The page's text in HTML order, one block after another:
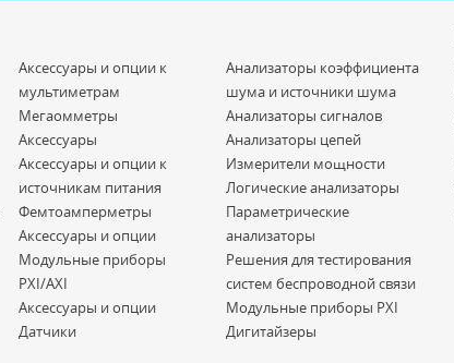
Аксессуары и опции к
мультиметрам
Мегаомметры
Аксессуары
Аксессуары и опции к
источникам питания
Фемтоамперметры
Аксессуары и опции
Модульные приборы
PXI/AXI
Аксессуары и опции
Датчики
Анализаторы коэффициента
шума и источники шума
Анализаторы сигналов
Анализаторы цепей
Измерители мощности
Логические анализаторы
Параметрические
анализаторы
Решения для тестирования
систем беспроводной связи
Модульные приборы PXI
Дигитайзеры